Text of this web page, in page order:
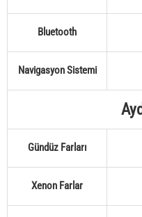
Bluetooth
Navigasyon Sistemi
Gündüz Farları
Xenon Farlar